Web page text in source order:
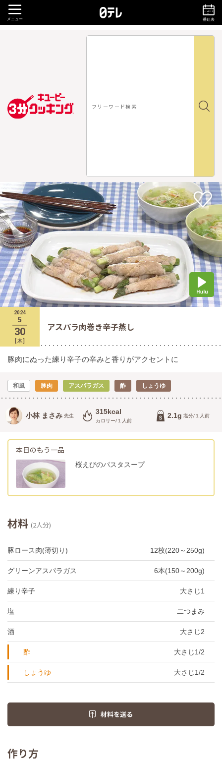
メニュー 番組表
2024
5
30
木
アスパラ肉巻き辛子蒸し
豚肉にぬった練り辛子の辛みと香りがアクセントに
和風 豚肉 アスパラガス 酢 しょうゆ
小林 まさみ 先生 315kcal
カロリー/１人前
2.1g 塩分/１人前
本日のもう一品
桜えびのパスタスープ
材料 (2人分)
豚ロース肉(薄切り) 12枚(220～250g)
グリーンアスパラガス 6本(150～200g)
練り辛子 大さじ1
塩 二つまみ
酒 大さじ2
酢 大さじ1/2
しょうゆ 大さじ1/2
材料を送る
作り方